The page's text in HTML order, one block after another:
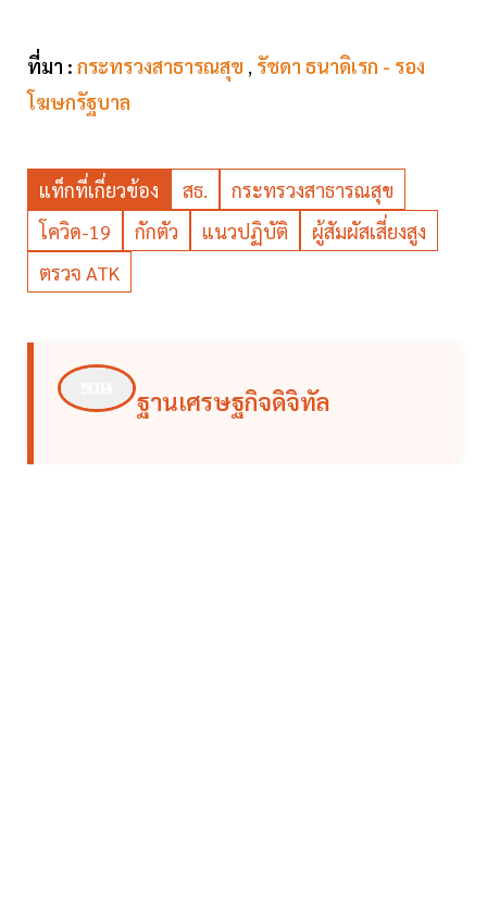
ที่มา : กระทรวงสาธารณสุข , รัชดา ธนาดิเรก - รอง
โฆษกรัฐบาล
แท็กที่เกี่ยวข้อง สธ.
กระทรวงสาธารณสุข
โควิด-19
กักตัว แนวปฏิบัติ
ผู้สัมผัสเสี่ยงสูง
ตรวจ ATK
ฐานเศรษฐกิจดิจิทัล